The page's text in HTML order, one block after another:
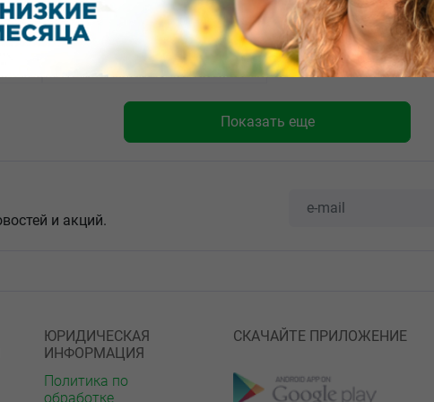
от507.60
Овесол таблетки 0,25г №40
Показать еще
и акций.
ЮРИДИЧЕСКАЯ
ИНФОРМАЦИЯ
Политика по
обработке
СКАЧАЙТЕ ПРИЛОЖЕНИЕ